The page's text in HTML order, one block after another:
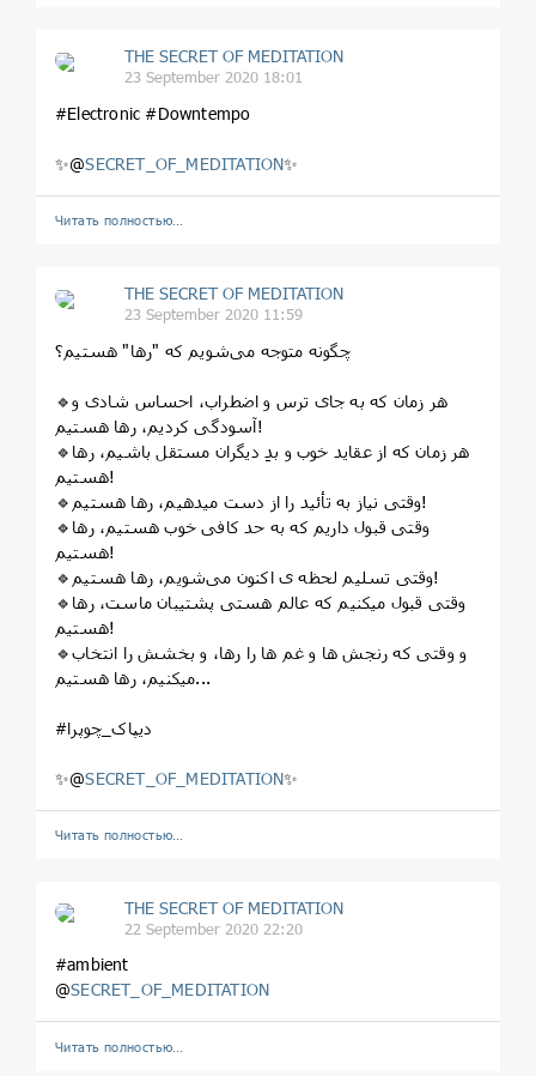
THE SECRET OF MEDITATION
23 September 2020 18:01
#Electronic #Downtempo
✨@SECRET_OF_MEDITATION✨
Читать полностью…
THE SECRET OF MEDITATION
23 September 2020 11:59
چگونه متوجه می‌شویم که "رها" هستيم؟
🔹هر زمان که به جای ترس و اضطراب، احساس شادی و
آسودگی کردیم، رها هستيم!
🔹هر زمان که از عقاید خوب و بدِ دیگران مستقل باشیم، رها
هستيم!
🔹وقتی نیاز به تأئید را از دست میدهیم، رها هستيم!
🔹وقتی قبول داریم که به حد کافی خوب هستیم، رها
هستيم!
🔹وقتی تسلیم لحظه ی اکنون می‌شویم، رها هستيم!
🔹وقتی قبول میکنیم که عالم هستی پشتیبان ماست، رها
هستيم!
🔹و وقتی که رنجش ها و غم ها را رها، و بخشش را انتخاب
میکنیم، رها هستيم...
#دیپاک_چوپرا
✨@SECRET_OF_MEDITATION✨
Читать полностью…
THE SECRET OF MEDITATION
22 September 2020 22:20
#ambient
@SECRET_OF_MEDITATION
Читать полностью…